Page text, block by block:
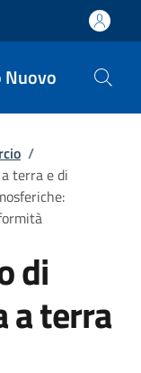
Nuovo
/
terra e di
di
a terra